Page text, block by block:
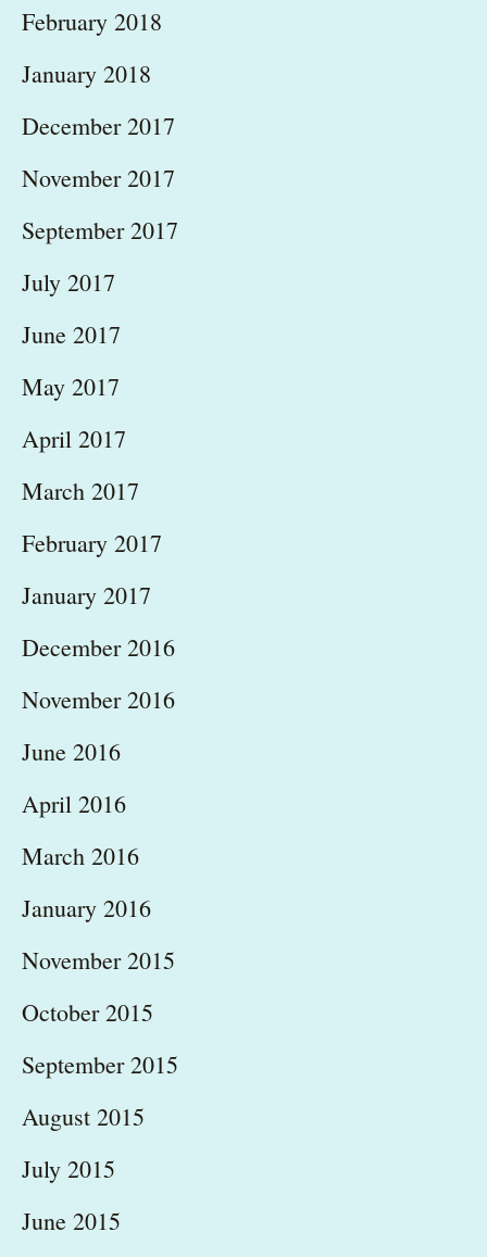
February 2018
January 2018
December 2017
November 2017
September 2017
July 2017
June 2017
May 2017
April 2017
March 2017
February 2017
January 2017
December 2016
November 2016
June 2016
April 2016
March 2016
January 2016
November 2015
October 2015
September 2015
August 2015
July 2015
June 2015